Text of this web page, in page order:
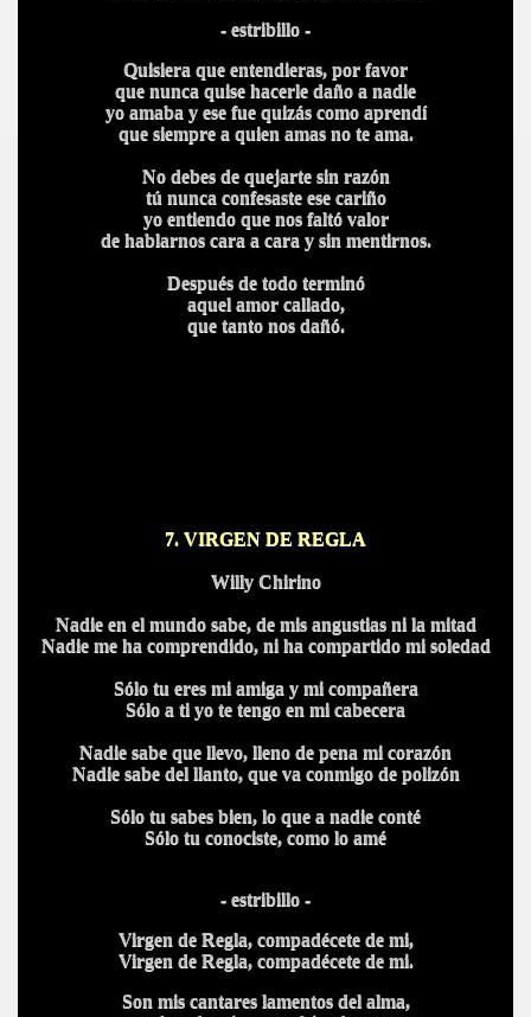
- estribillo -
Quisiera que entendieras, por favor
que nunca quise hacerle daño a nadie
yo amaba y ese fue quizás como aprendí
que siempre a quien amas no te ama.
No debes de quejarte sin razón
tú nunca confesaste ese cariño
yo entiendo que nos faltó valor
de hablarnos cara a cara y sin mentirnos.
Después de todo terminó
aquel amor callado,
que tanto nos dañó.
7. VIRGEN DE REGLA
Willy Chirino
Nadie en el mundo sabe, de mis angustias ni la mitad
Nadie me ha comprendido, ni ha compartido mi soledad
Sólo tu eres mi amiga y mi compañera
Sólo a ti yo te tengo en mi cabecera
Nadie sabe que llevo, lleno de pena mi corazón
Nadie sabe del llanto, que va conmigo de polizón
Sólo tu sabes bien, lo que a nadie conté
Sólo tu conociste, como lo amé
- estribillo -
Virgen de Regla, compadécete de mi,
Virgen de Regla, compadécete de mi.
Son mis cantares lamentos del alma,